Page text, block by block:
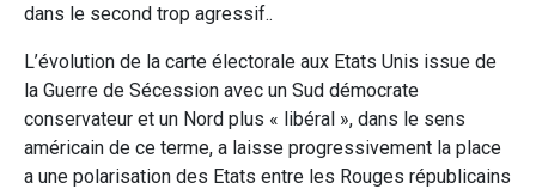
dans le second trop agressif..
L’évolution de la carte électorale aux Etats Unis issue de
la Guerre de Sécession avec un Sud démocrate
conservateur et un Nord plus « libéral », dans le sens
américain de ce terme, a laisse progressivement la place
a une polarisation des Etats entre les Rouges républicains